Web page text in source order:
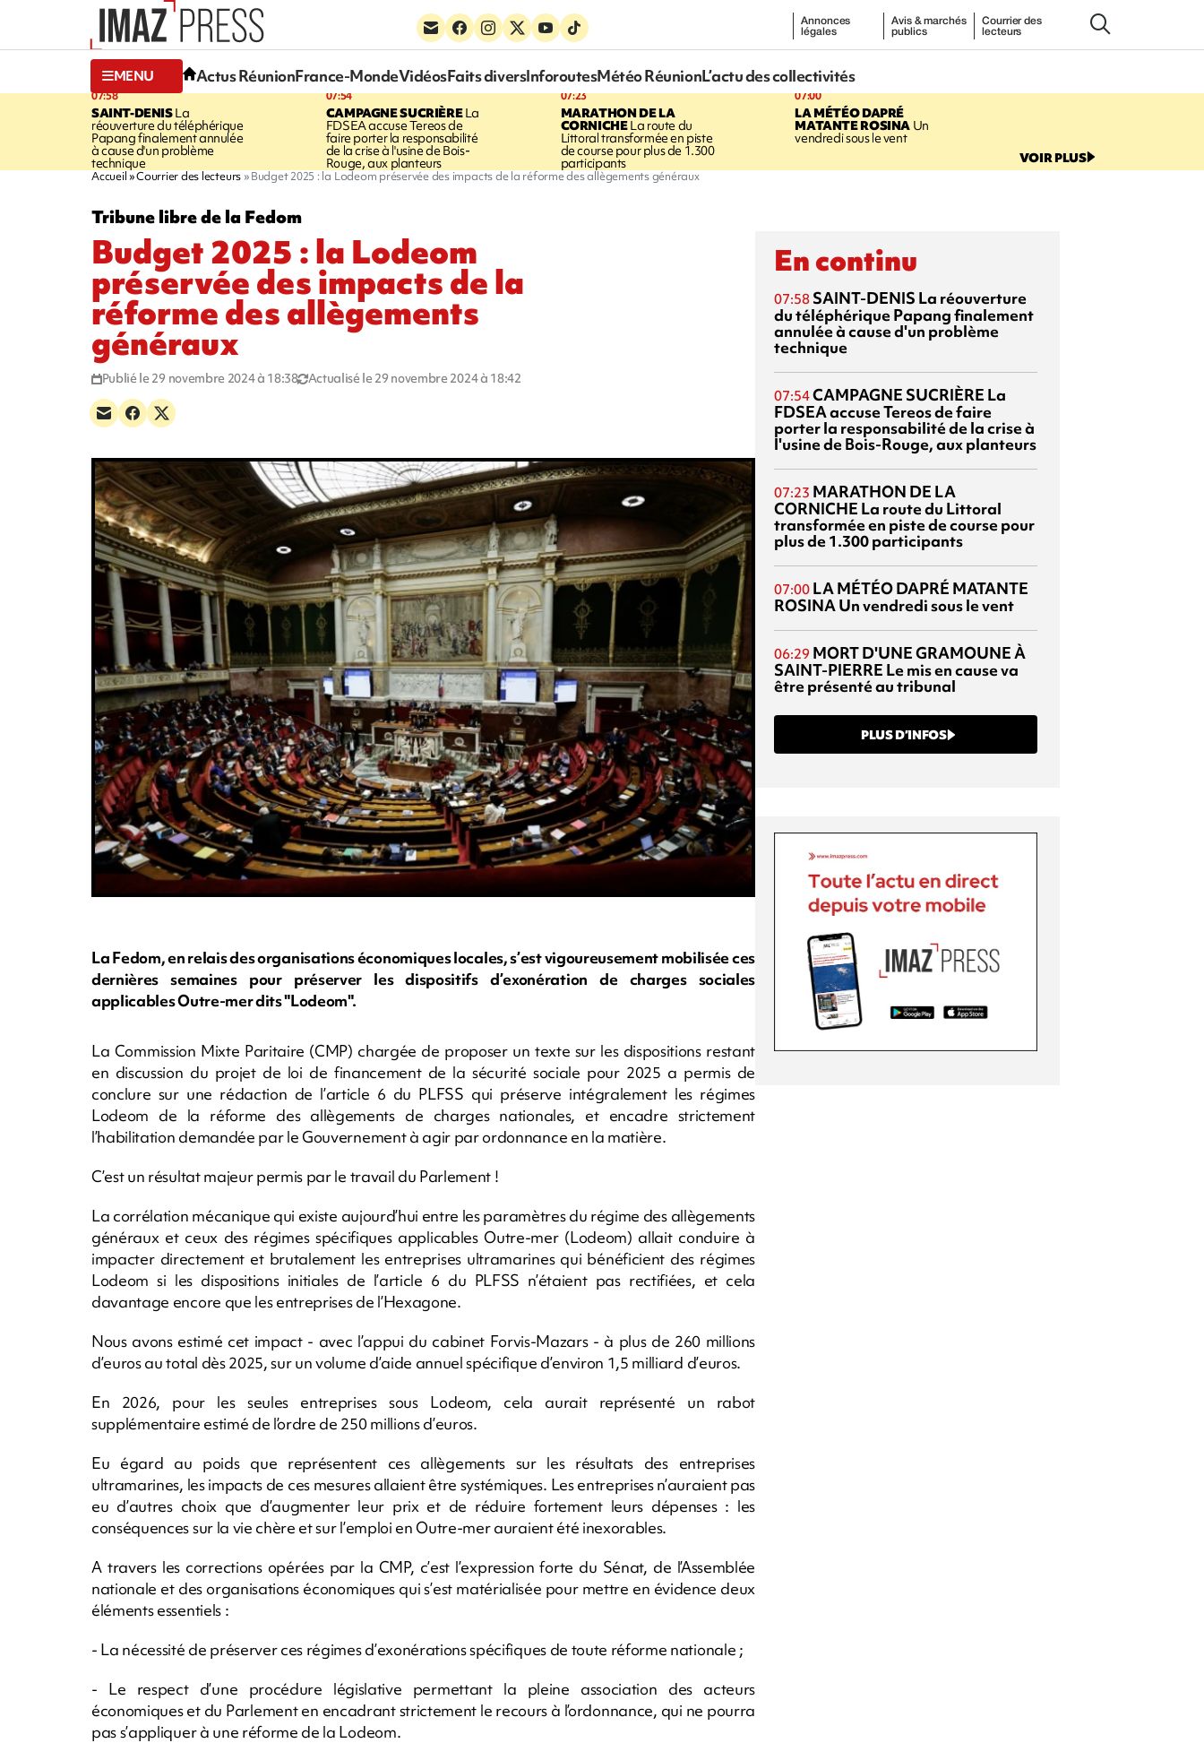
Annonces
légales
Avis & marchés
publics
Courrier des
lecteurs
MENU Actus RéunionFrance-MondeVidéosFaits diversInforoutesMétéo RéunionL’actu des collectivités
07:58
SAINT-DENISLa
réouverture du téléphérique
Papang finalement annulée
à cause d'un problème
technique
07:54
CAMPAGNE SUCRIÈRELa
FDSEA accuse Tereos de
faire porter la responsabilité
de la crise à l'usine de Bois-
Rouge, aux planteurs
07:23
MARATHON DE LA
CORNICHELa route du
Littoral transformée en piste
de course pour plus de 1.300
participants
07:00
LA MÉTÉO DAPRÉ
MATANTE ROSINAUn
vendredi sous le vent
VOIR PLUS
Accueil Courrier des lecteurs Budget 2025 : la Lodeom préservée des impacts de la réforme des allègements généraux
Tribune libre de la Fedom
Budget 2025 : la Lodeom
préservée des impacts de la
réforme des allègements
généraux
Publié le 29 novembre 2024 à 18:38 Actualisé le 29 novembre 2024 à 18:42
La Fedom, en relais des organisations économiques locales, s’est vigoureusement mobilisée ces
dernières semaines pour préserver les dispositifs d’exonération de charges sociales
applicables Outre-mer dits "Lodeom".
La Commission Mixte Paritaire (CMP) chargée de proposer un texte sur les dispositions restant
en discussion du projet de loi de financement de la sécurité sociale pour 2025 a permis de
conclure sur une rédaction de l’article 6 du PLFSS qui préserve intégralement les régimes
Lodeom de la réforme des allègements de charges nationales, et encadre strictement
l’habilitation demandée par le Gouvernement à agir par ordonnance en la matière.
C’est un résultat majeur permis par le travail du Parlement !
La corrélation mécanique qui existe aujourd’hui entre les paramètres du régime des allègements
généraux et ceux des régimes spécifiques applicables Outre-mer (Lodeom) allait conduire à
impacter directement et brutalement les entreprises ultramarines qui bénéficient des régimes
Lodeom si les dispositions initiales de l’article 6 du PLFSS n’étaient pas rectifiées, et cela
davantage encore que les entreprises de l’Hexagone.
Nous avons estimé cet impact - avec l’appui du cabinet Forvis-Mazars - à plus de 260 millions
d’euros au total dès 2025, sur un volume d’aide annuel spécifique d’environ 1,5 milliard d’euros.
En 2026, pour les seules entreprises sous Lodeom, cela aurait représenté un rabot
supplémentaire estimé de l’ordre de 250 millions d’euros.
Eu égard au poids que représentent ces allègements sur les résultats des entreprises
ultramarines, les impacts de ces mesures allaient être systémiques. Les entreprises n’auraient pas
eu d’autres choix que d’augmenter leur prix et de réduire fortement leurs dépenses : les
conséquences sur la vie chère et sur l’emploi en Outre-mer auraient été inexorables.
A travers les corrections opérées par la CMP, c’est l’expression forte du Sénat, de l’Assemblée
nationale et des organisations économiques qui s’est matérialisée pour mettre en évidence deux
éléments essentiels :
- La nécessité de préserver ces régimes d’exonérations spécifiques de toute réforme nationale ;
- Le respect d’une procédure législative permettant la pleine association des acteurs
économiques et du Parlement en encadrant strictement le recours à l’ordonnance, qui ne pourra
pas s’appliquer à une réforme de la Lodeom.
En continu
07:58 SAINT-DENIS La réouverture
du téléphérique Papang finalement
annulée à cause d'un problème
technique
07:54CAMPAGNE SUCRIÈRE La
FDSEA accuse Tereos de faire
porter la responsabilité de la crise à
l'usine de Bois-Rouge, aux planteurs
07:23 MARATHON DE LA
CORNICHE La route du Littoral
transformée en piste de course pour
plus de 1.300 participants
07:00 LA MÉTÉO DAPRÉ MATANTE
ROSINAUn vendredi sous le vent
06:29 MORT D'UNE GRAMOUNE À
SAINT-PIERRE Le mis en cause va
être présenté au tribunal
PLUS D’INFOS